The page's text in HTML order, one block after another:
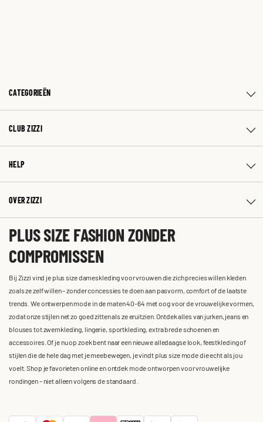
CATEGORIEËN
CLUB ZIZZI
HELP
OVER ZIZZI
PLUS SIZE FASHION ZONDER
COMPROMISSEN
Bij Zizzi vind je plus size dameskleding voor vrouwen die zich precies willen kleden
zoals ze zelf willen – zonder concessies te doen aan pasvorm, comfort of de laatste
trends. We ontwerpen mode in de maten 40-64 met oog voor de vrouwelijke vormen,
zodat onze stijlen net zo goed zitten als ze eruitzien. Ontdek alles van jurken, jeans en
blouses tot zwemkleding, lingerie, sportkleding, extra brede schoenen en
accessoires. Of je nu op zoek bent naar een nieuwe alledaagse look, feestkleding of
stijlen die de hele dag met je meebewegen, je vindt plus size mode die echt als jou
voelt. Shop je favorieten online en ontdek mode ontworpen voor vrouwelijke
rondingen – niet alleen volgens de standaard.